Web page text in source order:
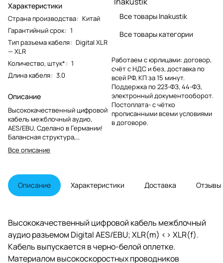
Характеристики
Страна производства: Китай
Гарантийный срок: 1
Тип разъема кабеля: Digital XLR
— XLR
Количество, штук*: 1
Длина кабеля: 3.0
Описание
Высококачественный цифровой
кабель межблочный аудио,
AES/EBU, Сделано в Германии!
Балансная структура,
посеребренная бескислородная
медь OFC, двойной экран,
24К.
Все описание
Все товары Inakustik
Все товары категории
Работаем с юрлицами: договор,
счёт с НДС и без, доставка по
всей РФ, КП за 15 минут.
Поддержка по 223-ФЗ, 44-ФЗ,
электронный документооборот.
Постоплата- с чётко
прописанными всеми условиями
в договоре.
Описание Характеристики Доставка Отзывы
Высококачественный цифровой кабель межблочный
аудио разъемом Digital AES/EBU; XLR(m) <> XLR(f).
Кабель выпускается в черно-белой оплетке.
Материалом высокоскоростных проводников